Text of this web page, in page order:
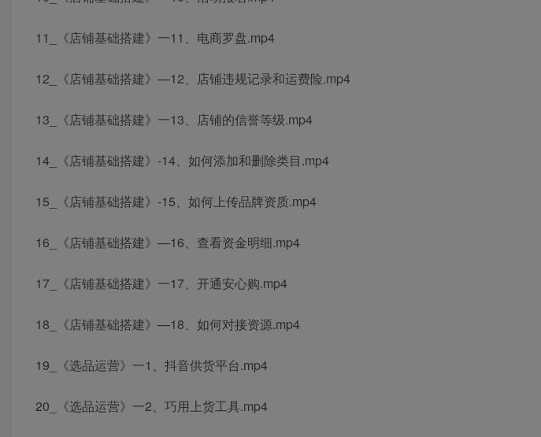
11_《店铺基础搭建》一11、电商罗盘.mp4
12_《店铺基础搭建》—12、店铺违规记录和运费险.mp4
13_《店铺基础搭建》一13、店铺的信誉等级.mp4
14_《店铺基础搭建》-14、如何添加和删除类目.mp4
15_《店铺基础搭建》-15、如何上传品牌资质.mp4
16_《店铺基础搭建》—16、查看资金明细.mp4
17_《店铺基础搭建》一17、开通安心购.mp4
18_《店铺基础搭建》—18、如何对接资源.mp4
19_《选品运营》一1、抖音供货平台.mp4
20_《选品运营》一2、巧用上货工具.mp4